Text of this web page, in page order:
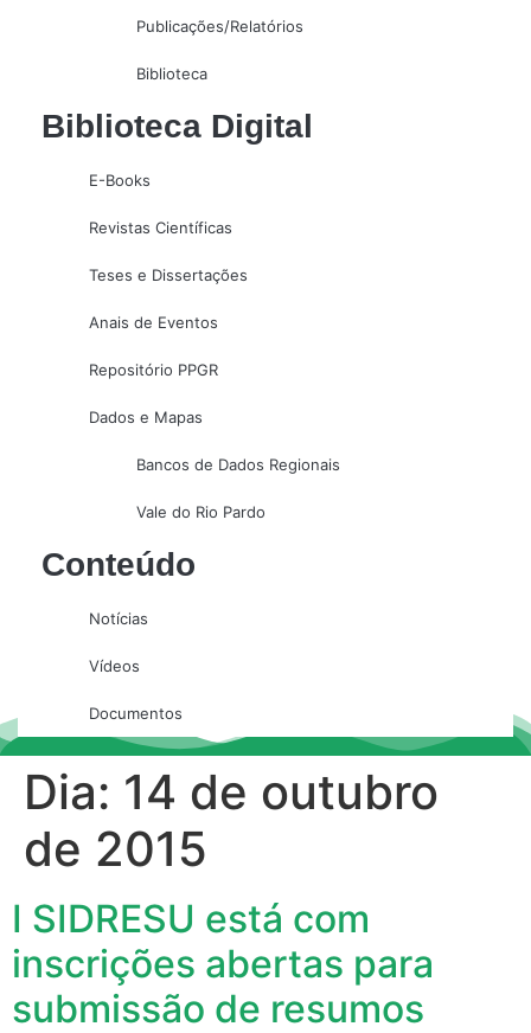
Publicações/Relatórios
Biblioteca
Biblioteca Digital
E-Books
Revistas Científicas
Teses e Dissertações
Anais de Eventos
Repositório PPGR
Dados e Mapas
Bancos de Dados Regionais
Vale do Rio Pardo
Conteúdo
Notícias
Vídeos
Documentos
Dia: 14 de outubro
de 2015
I SIDRESU está com
inscrições abertas para
submissão de resumos